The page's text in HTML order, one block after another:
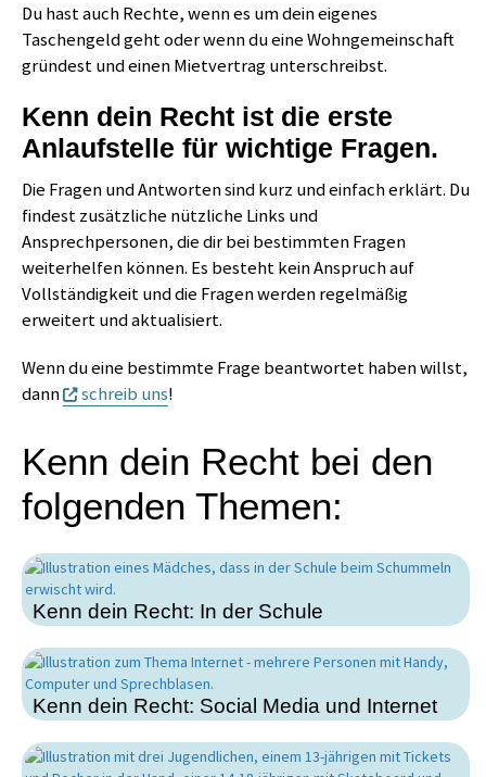
Du hast auch Rechte, wenn es um dein eigenes
Taschengeld geht oder wenn du eine Wohngemeinschaft
gründest und einen Mietvertrag unterschreibst.
Kenn dein Recht ist die erste
Anlaufstelle für wichtige Fragen.
Die Fragen und Antworten sind kurz und einfach erklärt. Du
findest zusätzliche nützliche Links und
Ansprechpersonen, die dir bei bestimmten Fragen
weiterhelfen können. Es besteht kein Anspruch auf
Vollständigkeit und die Fragen werden regelmäßig
erweitert und aktualisiert.
Wenn du eine bestimmte Frage beantwortet haben willst,
dann
schreib uns!
Kenn dein Recht bei den
folgenden Themen:
Kenn dein Recht: In der Schule
Kenn dein Recht: Social Media und Internet